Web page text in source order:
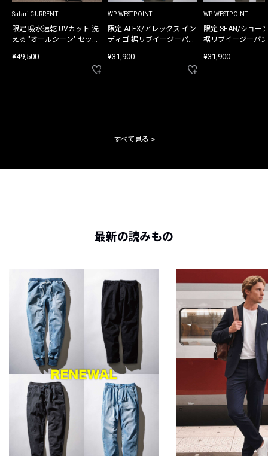
Safari CURRENT
限定 吸水速乾 UVカット 洗
える "オールシーン" セット
¥49,500
WP WESTPOINT
限定 ALEX/アレックス イン
ディゴ 裾リブイージーパン
¥31,900
WP WESTPOINT
限定 SEAN/ショー
裾リブイージーパ
¥31,900
すべて見る
最新の読みもの